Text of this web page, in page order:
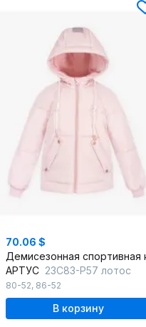
70.06 $
АРТУС 23С83-Р57 лотос
80-52, 86-52
В корзину